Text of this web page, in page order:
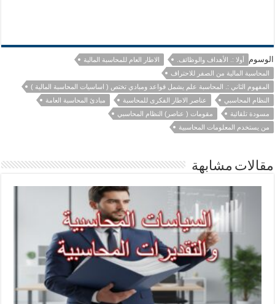
الوسوم أولا :. الأهداف والوظائف.
الاطار العام للمحاسبة المالية
المحاسبة المالية من الصفر للاحتراف
المفهوم الثاني :. المحاسبة علم يشمل قواعد ومبادي تختص ( اساسيات المحاسبة المالية )
النظام المحاسبي
عناصر الاطار الفكرى للمحاسبة
مبادئ المحاسبة العامة
مسودة تلقائية
مقومات ( عناصر) النظام المحاسبي
من يستخدم المعلومات المحاسبية
مقالات مشابهة